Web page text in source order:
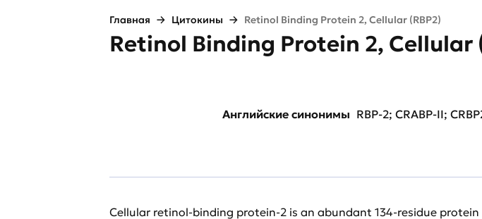
Главная Цитокины Retinol Binding Protein 2, Cellular (RBP2)
Retinol Binding Protein 2, Cellular
Английские синонимы RBP-2; CRABP-II;
Cellular retinol-binding protein-2 is an abundant 134-residue